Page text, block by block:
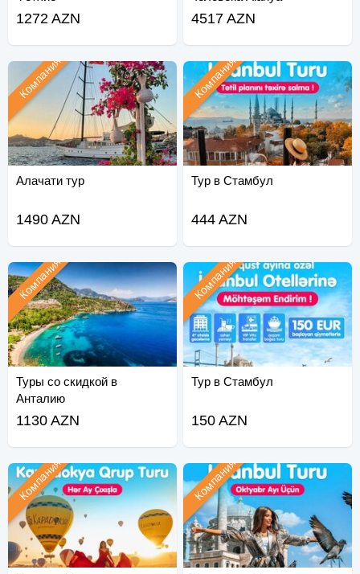
1272 AZN 4517 AZN
Алачати тур
Компания
1490 AZN
Тур в Стамбул
Компания
444 AZN
Туры со скидкой в
Анталию
Компания
1130 AZN
Тур в Стамбул
Компания
150 AZN
Компания Компания